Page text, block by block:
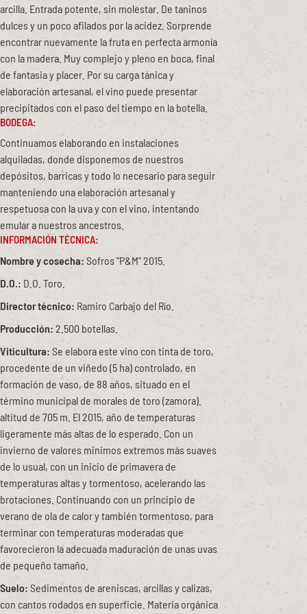
arcilla. Entrada potente, sin molestar. De taninos
dulces y un poco afilados por la acidez. Sorprende
encontrar nuevamente la fruta en perfecta armonía
con la madera. Muy complejo y pleno en boca, final
de fantasia y placer. Por su carga tánica y
elaboración artesanal, el vino puede presentar
precipitados con el paso del tiempo en la botella.
BODEGA:
Continuamos elaborando en instalaciones
alquiladas, donde disponemos de nuestros
depósitos, barricas y todo lo necesario para seguir
manteniendo una elaboración artesanal y
respetuosa con la uva y con el vino, intentando
emular a nuestros ancestros.
INFORMACIÓN TÉCNICA:
Nombre y cosecha: Sofros "P&M" 2015.
D.O.: D.O. Toro.
Director técnico: Ramiro Carbajo del Río.
Producción: 2.500 botellas.
Viticultura: Se elabora este vino con tinta de toro,
procedente de un viñedo (5 ha) controlado, en
formación de vaso, de 88 años, situado en el
término municipal de morales de toro (zamora).
altitud de 705 m. El 2015, año de temperaturas
ligeramente más altas de lo esperado. Con un
invierno de valores minimos extremos más suaves
de lo usual, con un inicio de primavera de
temperaturas altas y tormentoso, acelerando las
brotaciones. Continuando con un principio de
verano de ola de calor y también tormentoso, para
terminar con temperaturas moderadas que
favorecieron la adecuada maduración de unas uvas
de pequeño tamaño.
Suelo: Sedimentos de areniscas, arcillas y calizas,
con cantos rodados en superficie. Materia orgánica